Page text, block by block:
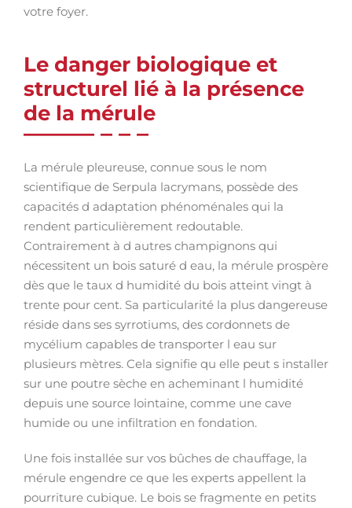
votre foyer.
Le danger biologique et
structurel lié à la présence
de la mérule
La mérule pleureuse, connue sous le nom
scientifique de Serpula lacrymans, possède des
capacités d adaptation phénoménales qui la
rendent particulièrement redoutable.
Contrairement à d autres champignons qui
nécessitent un bois saturé d eau, la mérule prospère
dès que le taux d humidité du bois atteint vingt à
trente pour cent. Sa particularité la plus dangereuse
réside dans ses syrrotiums, des cordonnets de
mycélium capables de transporter l eau sur
plusieurs mètres. Cela signifie qu elle peut s installer
sur une poutre sèche en acheminant l humidité
depuis une source lointaine, comme une cave
humide ou une infiltration en fondation.
Une fois installée sur vos bûches de chauffage, la
mérule engendre ce que les experts appellent la
pourriture cubique. Le bois se fragmente en petits